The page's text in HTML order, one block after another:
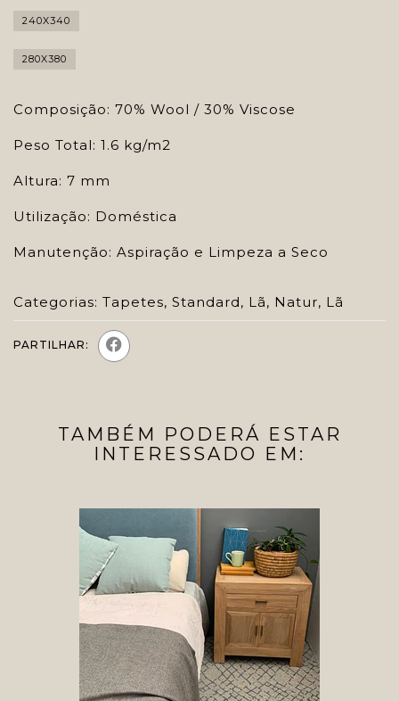
240X340
280X380
Composição: 70% Wool / 30% Viscose
Peso Total: 1.6 kg/m2
Altura: 7 mm
Utilização: Doméstica
Manutenção: Aspiração e Limpeza a Seco
Categorias: Tapetes, Standard, Lã, Natur, Lã
PARTILHAR:
TAMBÉM PODERÁ ESTAR
INTERESSADO EM: